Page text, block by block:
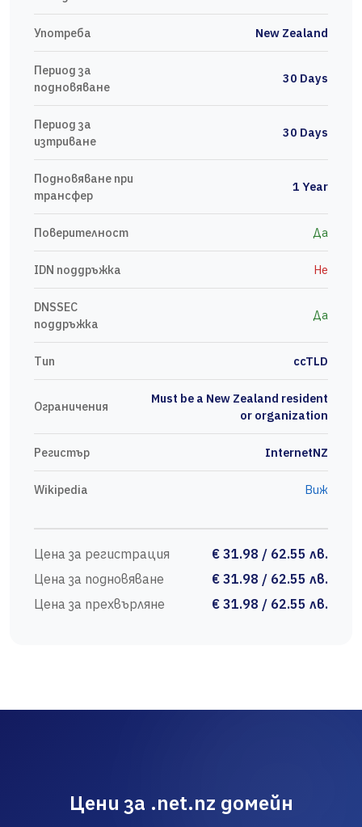
Употреба New Zealand
Период за
подновяване
30 Days
Период за
изтриване
30 Days
Подновяване при
трансфер
1 Year
Поверителност Да
IDN поддръжка Не
DNSSEC
поддръжка
Да
Тип ccTLD
Ограничения
Must be a New Zealand resident
or organization
Регистър InternetNZ
Wikipedia Виж
Цена за регистрация
€ 31.98 / 62.55 лв.
Цена за подновяване
€ 31.98 / 62.55 лв.
Цена за прехвърляне
€ 31.98 / 62.55 лв.
Цени за .net.nz домейн